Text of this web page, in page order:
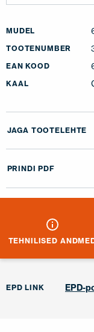
MUDEL
TOOTENUMBER
EAN KOOD
KAAL
JAGA TOOTELEHTE
PRINDI PDF
TEHNILISED
EPD LINK EPD-